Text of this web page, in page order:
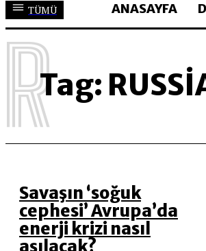
TÜMÜ ANASAYFA
Tag:
R
Savaşın ‘soğuk
cephesi’ Avrupa’da
enerji krizi nasıl
aşılacak?